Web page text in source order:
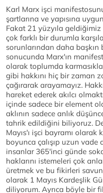
Karl Marx işci
şartlarına ve yapısına
Fakat 21 yüzyıla
çok farklı bir durumla
sorunlarından daha
sonucunda Marx'ın
olarak toplumda
gibi hakkını hiç bir zaman
çağırarak arayamayız.
hareket ederek akılcı
içinde sadece bir element
aklının sadece anlık
tahrik edildiğini biliyoruz.
Mayıs'ı işci bayramı
boyunca çalışıp uzun
insanlar 365'inci günde
haklarını istemeleri çok
üretmek ve bu fikirleri
olarak 1 Mayıs Kardeşlik
diliyorum. Ayrıca böyle bir